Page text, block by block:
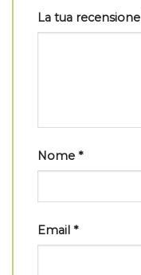
La tua recensione
Nome *
Email *